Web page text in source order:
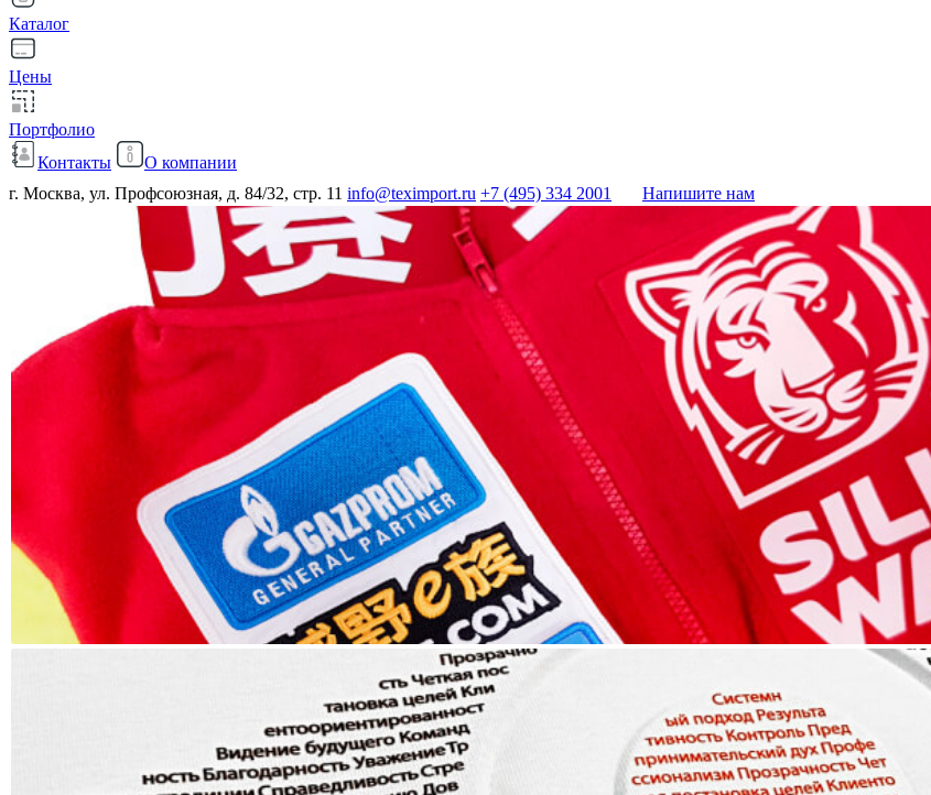
Каталог
Цены
Портфолио
Контакты
О компании
г. Москва, ул. Профсоюзная, д. 84/32, стр. 11 info@teximport.ru +7 (495) 334 2001 Напишите нам